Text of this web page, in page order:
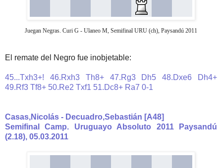
Juegan Negras. Curi G - Ulaneo M, Semifinal URU (ch), Paysandú 2011
El remate del Negro fue inobjetable:
45...Txh3+! 46.Rxh3 Th8+ 47.Rg3 Dh5 48.Dxe6 Dh4+
49.Rf3 Tf8+ 50.Re2 Txf1 51.Dc8+ Ra7 0-1
Casas,Nicolás - Decuadro,Sebastián [A48]
Semifinal Camp. Uruguayo Absoluto 2011 Paysandú
(2.18), 05.03.2011